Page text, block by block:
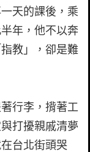
天的課後，乘
年，他不以奔
教」，卻是難
行李，揹著工
打擾親戚清夢
台北街頭哭